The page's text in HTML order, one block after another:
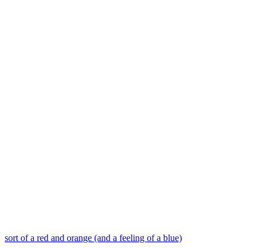
sort of a red and orange (and a feeling of a blue)